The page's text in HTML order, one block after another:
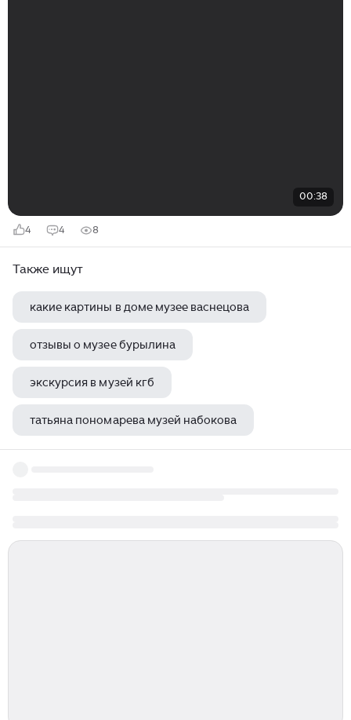
00:38
4 4 8
Также ищут
какие картины в доме музее васнецова
отзывы о музее бурылина
экскурсия в музей кгб
татьяна пономарева музей набокова